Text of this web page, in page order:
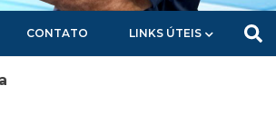
CONTATO LINKS ÚTEIS